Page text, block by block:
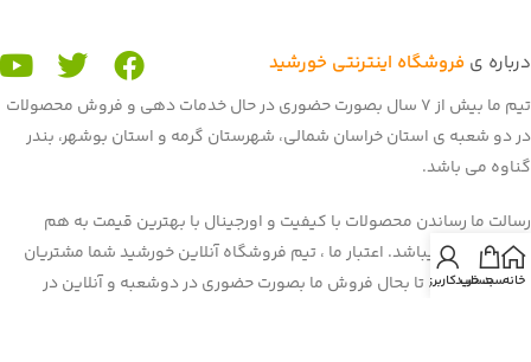
درباره ی فروشگاه اینترنتی خورشید
تیم ما بیش از 7 سال بصورت حضوری در حال خدمات دهی و فروش محصولات
در دو شعبه ی استان خراسان شمالی، شهرستان گرمه و استان بوشهر، بندر
گناوه می باشد.
رسالت ما رساندن محصولات با کیفیت و اورجینال با بهترین قیمت به هم
میهنان عزیز میباشد. اعتبار ما ، تیم فروشگاه آنلاین خورشید شما مشتریان
عزیز می باشید. تا بحال فروش ما بصورت حضوری در دوشعبه و آنلاین در
خانهسبد خرید
حساب کاربری من